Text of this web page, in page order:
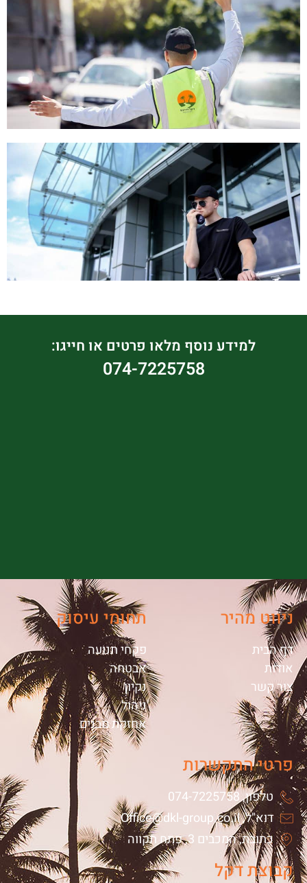
למידע נוסף מלאו פרטים או חייגו:
074-7225758
ניווט מהיר
דף הבית
אודות
צור קשר
תחומי עיסוק
פקחי תנועה
אבטחה
נקיון
ניהול
אחזקת מבנים
פרטי התקשרות
טלפון, 074-7225758
דוא"ל, Office@dkl-group.co.il
כתובת, המכבים 3, פתח תקווה
קבוצת דקל